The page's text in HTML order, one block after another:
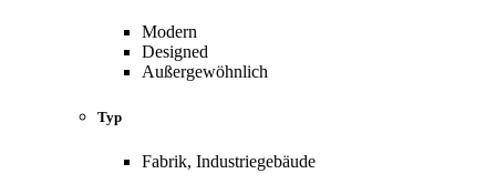
Modern
Designed
Außergewöhnlich
Typ
Fabrik, Industriegebäude